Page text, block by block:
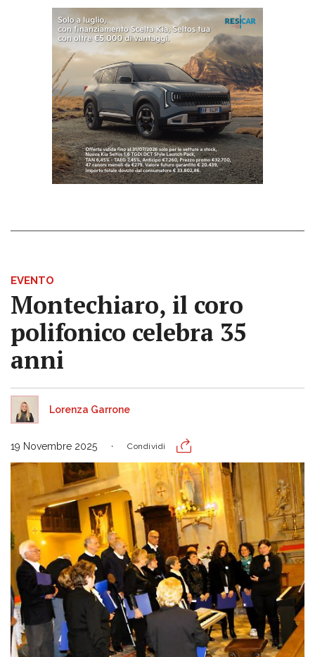
EVENTO
Montechiaro, il coro
polifonico celebra 35
anni
Lorenza Garrone
19 Novembre 2025 Condividi